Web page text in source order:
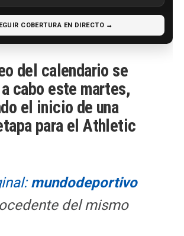
COBERTURA EN DIRECTO →
del calendario se
a cabo este martes,
el inicio de una
para el Athletic
mundodeportivo
del mismo